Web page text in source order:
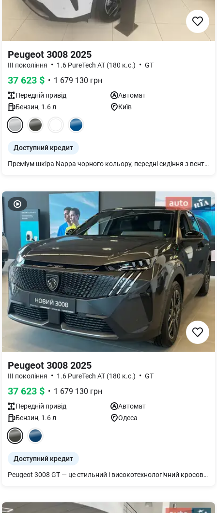
Peugeot 3008 2025
III покоління • 1.6 PureTech AT (180 к.с.) • GT
37 623 $ • 1 679 130 грн
Передній привід
Автомат
Бензин, 1.6л Київ
Доступний кредит
Преміум шкіра Nappa чорного кольору, передні сидіння з вентиляцією, чорна стеля Пакет БЕЗПЕКА GT ПЛЮС: Система допомоги при зміні смуги руху Lane change assist - long range (ZVM9) Система попередження про поперечний рух позаду Rear Cross Traffic Alert Асистент утримання обраної позиції в смузі руху Lane Positioning Assist Сигналізація (AB13) Бездротова зарядка, 15 Вт (E301) Камера 360° (4 камери) (IG36) Зовнішні дзеркала заднього виду з функцією автоскладання, LED підсвіткою і налаштуванням позиції при реверсі(HU24) • Захист двигуна у всіх комплектаціях • Система безключового доступу та запуску двигуна Proximity keyless entry & start • Сенсорне відкриття багажного відділення • Двопозиційна підлога багажного відділення • Обігрів дзеркал, керма і передніх сидінь у всіх комплектаціях • Сидіння водія AGR • Революційний Peugeot Panoramic i-Cockpit® • Bluetooth з можливістю підключення 2х телефонів одночасно • Cвітлодіодні матричні фари • Легкосплавні колісні диски R19" YARI 225/55 + малорозмірне запасне колесо
Peugeot 3008 2025
III покоління • 1.6 PureTech AT (180 к.с.) • GT
37 623 $ • 1 679 130 грн
Передній привід
Автомат
Бензин, 1.6л Одеса
Доступний кредит
Peugeot 3008 GT — це стильний і високотехнологічний кросовер, який поєднує в собі елегантність, динамічність і комфорт. З його яскравим і агресивним дизайном, плавними лініями та сучасними акцентами, він виділяється на тлі інших автомобілів свого класу. Модель GT оснащена потужним та економічним двигуном, який пропонує відмінну динаміку та впевненість на дорозі. Внутрішній простір автомобіля продуманий до дрібниць: високоякісні матеріали оздоблення, стильний інтер'єр та безліч функцій, що створюють комфортну атмосферу як для водія, так і для пасажирів. Peugeot 3008 GT — це автомобіль для тих, хто цінує поєднання технологій, стилю та практичності в кожній подорожі. PEUGEOT АВТОГРУП МОТОРС